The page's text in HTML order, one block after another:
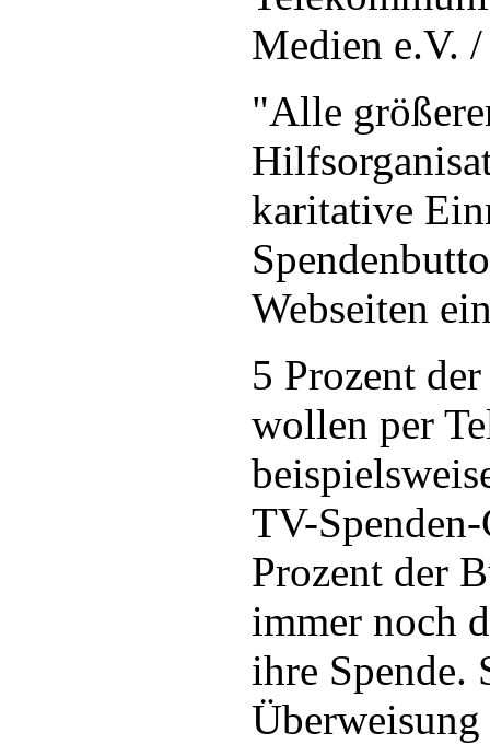
Medien e.V.
"Alle
karitative
Webseiten
5 Prozent
wollen per
TV-
Prozent der
immer noch
ihre Spende.